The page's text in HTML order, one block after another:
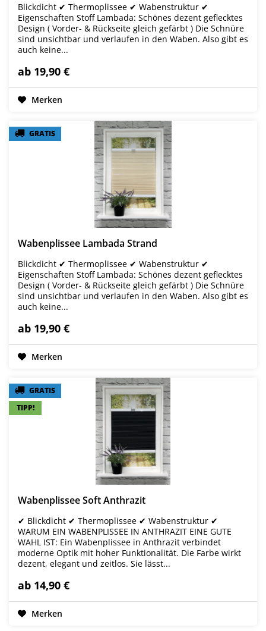
Blickdicht ✔ Thermoplissee ✔ Wabenstruktur ✔
Eigenschaften Stoff Lambada: Schönes dezent geflecktes
Design ( Vorder- & Rückseite gleich gefärbt ) Die Schnüre
sind unsichtbar und verlaufen in den Waben. Also gibt es
auch keine...
ab 19,90 €
Merken
GRATIS
GRATIS
Wabenplissee Lambada Strand
Blickdicht ✔ Thermoplissee ✔ Wabenstruktur ✔
Eigenschaften Stoff Lambada: Schönes dezent geflecktes
Design ( Vorder- & Rückseite gleich gefärbt ) Die Schnüre
sind unsichtbar und verlaufen in den Waben. Also gibt es
auch keine...
ab 19,90 €
Merken
GRATIS
TIPP!
GRATIS
TIPP!
Wabenplissee Soft Anthrazit
✔ Blickdicht ✔ Thermoplissee ✔ Wabenstruktur ✔
WARUM EIN WABENPLISSEE IN ANTHRAZIT EINE GUTE
WAHL IST: Ein Wabenplissee in Anthrazit verbindet
moderne Optik mit hoher Funktionalität. Die Farbe wirkt
dezent, elegant und zeitlos. Sie lässt...
ab 14,90 €
Merken